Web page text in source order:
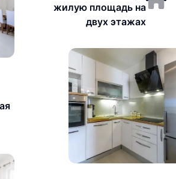
жилую площадь на
двух этажах